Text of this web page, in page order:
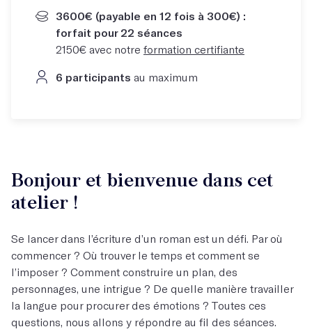
3600€ (payable en 12 fois à 300€) :
forfait pour 22 séances
2150€ avec notre formation certifiante
6 participants au maximum
Bonjour et bienvenue dans cet
atelier !
Se lancer dans l’écriture d’un roman est un défi. Par où
commencer ? Où trouver le temps et comment se
l’imposer ? Comment construire un plan, des
personnages, une intrigue ? De quelle manière travailler
la langue pour procurer des émotions ? Toutes ces
questions, nous allons y répondre au fil des séances.